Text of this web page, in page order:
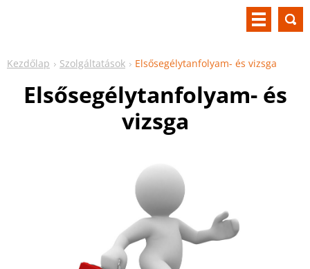
Kezdőlap Szolgáltatások Elsősegélytanfolyam- és vizsga
Elsősegélytanfolyam- és
vizsga